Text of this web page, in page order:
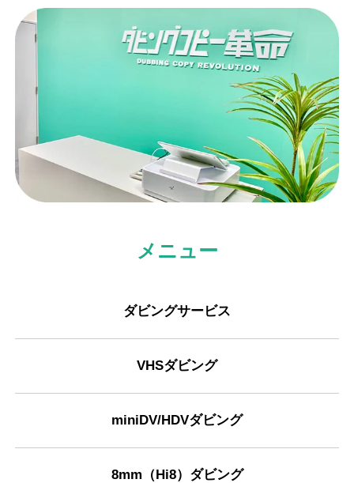
メニュー
ダビングサービス
VHSダビング
miniDV/HDVダビング
8mm（Hi8）ダビング